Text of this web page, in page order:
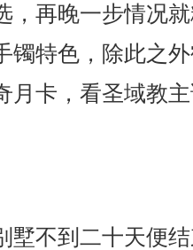
，再晚一步情况
镯特色，除此之
卡，看圣域教
墅不到二十天便